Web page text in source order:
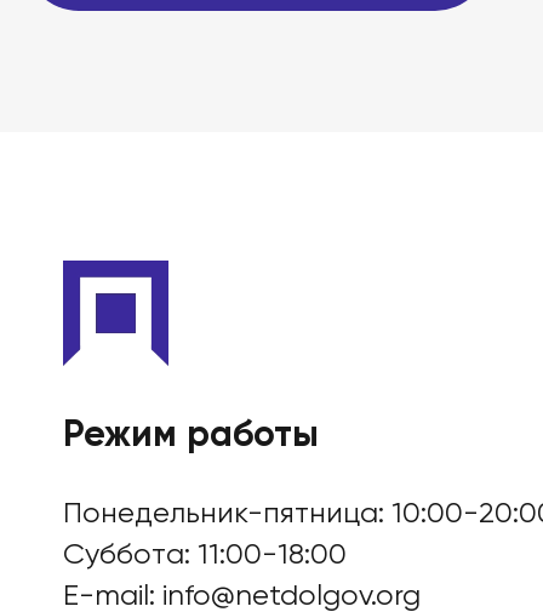
Режим работы
Понедельник-пятница: 10:00-
Суббота: 11:00-18:00
E-mail: info@netdolgov.org
Подробно о